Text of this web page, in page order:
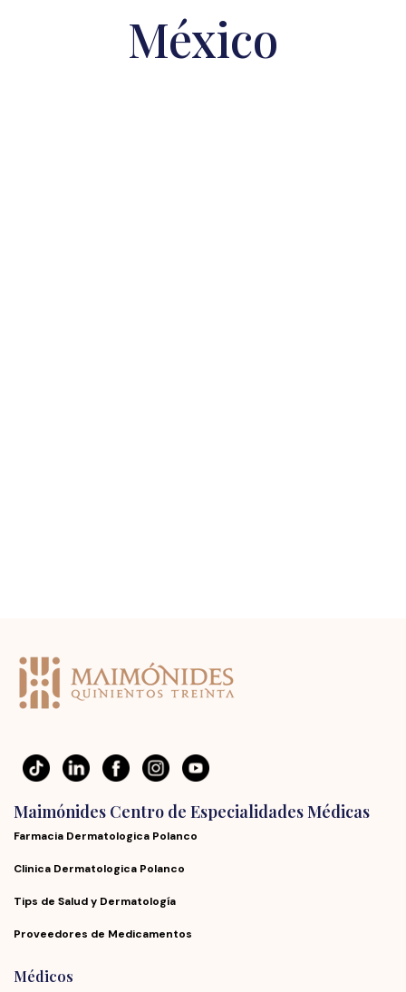
México
Maimónides Centro de Especialidades Médicas
Farmacia Dermatologica Polanco
Clinica Dermatologica Polanco
Tips de Salud y Dermatología
Proveedores de Medicamentos
Médicos